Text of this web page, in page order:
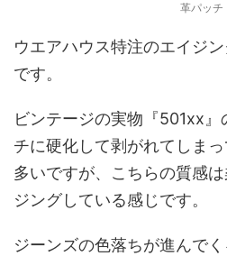
革パッチ
ウエアハウス特注のエイジ
です。
ビンテージの実物『501xx
チに硬化して剥がれてしま
多いですが、こちらの質感
ジングしている感じです。
ジーンズの色落ちが進んで